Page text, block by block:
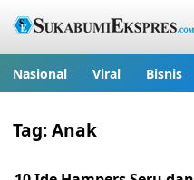
Nasional Viral Bisnis
Tag:Anak